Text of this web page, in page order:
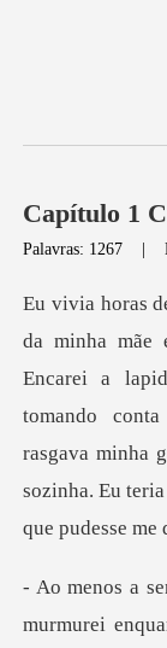
Capítulo 1
Palavras: 1267 |
tomando
rasgava minha